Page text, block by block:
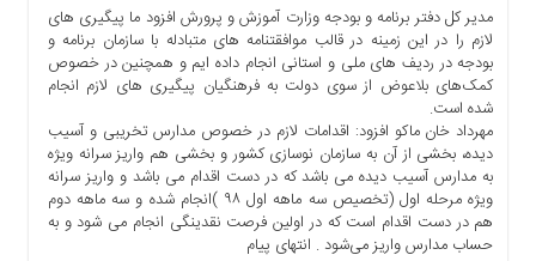
درباره
چند
رسانه
ارتباط
برگه
مدیر کل دفتر برنامه و بودجه وزارت آموزش و پرورش افزود ما پیگیری های
لازم را در این زمینه در قالب موافقتنامه های متبادله با سازمان برنامه و
بودجه در ردیف های ملی و استانی انجام داده ایم و همچنین در خصوص
کمک‌های بلاعوض از سوی دولت به فرهنگیان پیگیری های لازم انجام
شده است.
مهرداد خان ماکو افزود: اقدامات لازم در خصوص مدارس تخریبی و آسیب
دیده، بخشی از آن به سازمان نوسازی کشور و بخشی هم واریز سرانه ویژه
به مدارس آسیب دیده می باشد که در دست اقدام می باشد و واریز سرانه
ویژه مرحله اول (تخصیص سه ماهه اول ۹۸ )انجام شده و سه ماهه دوم
هم در دست اقدام است که در اولین فرصت نقدینگی انجام می شود و به
حساب مدارس واریز می‌شود . انتهای پیام